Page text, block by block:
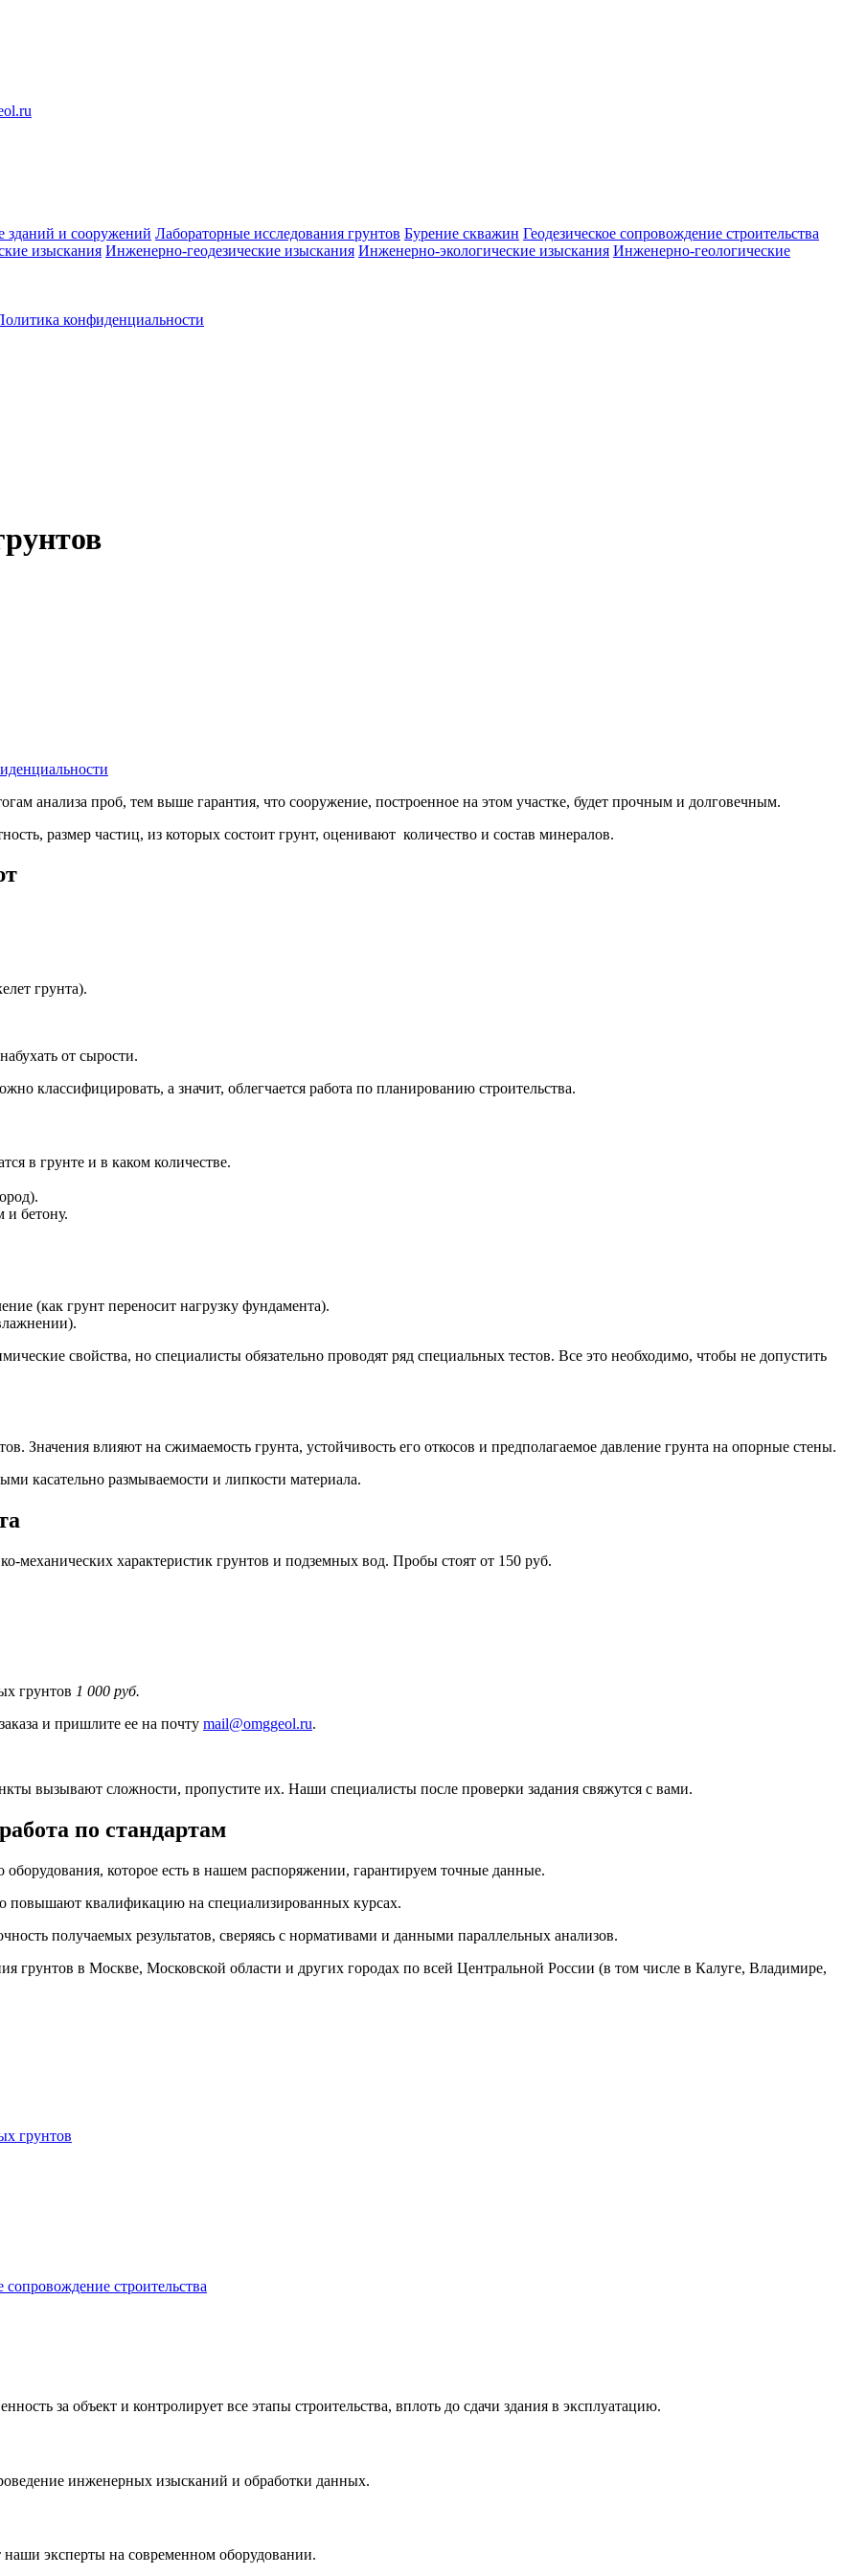
зданий и сооружений Лабораторные исследования грунтов Бурение скважин Геодезическое сопровождение строительства
изыскания Инженерно-геодезические изыскания Инженерно-экологические изыскания Инженерно-геологические
конфиденциальности
анализа проб, тем выше гарантия, что сооружение, построенное на этом участке, будет прочным и долговечным.
размер частиц, из которых состоит грунт, оценивают количество и состав минералов.
грунта).
от сырости.
классифицировать, а значит, облегчается работа по планированию строительства.
в грунте и в каком количестве.
и бетону.
(как грунт переносит нагрузку фундамента).
свойства, но специалисты обязательно проводят ряд специальных тестов. Все это необходимо, чтобы не допустить
Значения влияют на сжимаемость грунта, устойчивость его откосов и предполагаемое давление грунта на опорные стены.
касательно размываемости и липкости материала.
механических характеристик грунтов и подземных вод. Пробы стоят от 150 руб.
грунтов 1 000 руб.
и пришлите ее на почту mail@omggeol.ru.
вызывают сложности, пропустите их. Наши специалисты после проверки задания свяжутся с вами.
по стандартам
которое есть в нашем распоряжении, гарантируем точные данные.
повышают квалификацию на специализированных курсах.
получаемых результатов, сверяясь с нормативами и данными параллельных анализов.
грунтов в Москве, Московской области и других городах по всей Центральной России (в том числе в Калуге, Владимире,
грунтов
сопровождение строительства
за объект и контролирует все этапы строительства, вплоть до сдачи здания в эксплуатацию.
инженерных изысканий и обработки данных.
эксперты на современном оборудовании.